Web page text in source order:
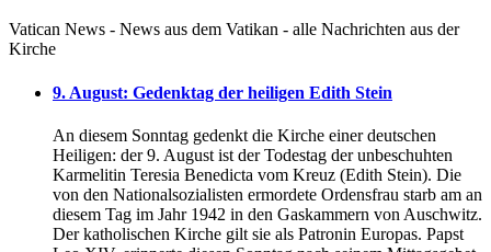
Vatican News - News aus dem Vatikan - alle Nachrichten aus der
Kirche
9. August: Gedenktag der heiligen Edith Stein
An diesem Sonntag gedenkt die Kirche einer deutschen
Heiligen: der 9. August ist der Todestag der unbeschuhten
Karmelitin Teresia Benedicta vom Kreuz (Edith Stein). Die
von den Nationalsozialisten ermordete Ordensfrau starb am an
diesem Tag im Jahr 1942 in den Gaskammern von Auschwitz.
Der katholischen Kirche gilt sie als Patronin Europas. Papst